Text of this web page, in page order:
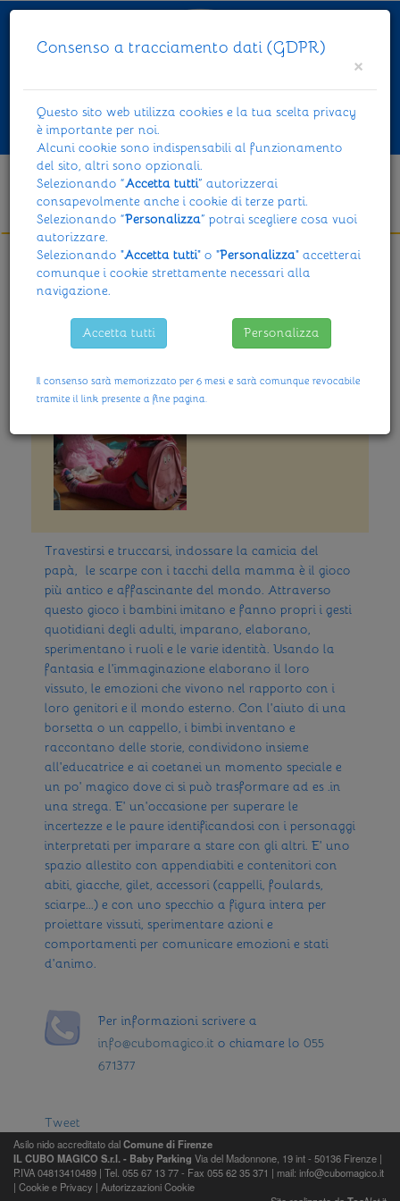
Attività
<< Torna alle attività
Travestimenti
Travestirsi e truccarsi, indossare la camicia del
papà, le scarpe con i tacchi della mamma è il gioco
più antico e affascinante del mondo. Attraverso
questo gioco i bambini imitano e fanno propri i gesti
quotidiani degli adulti, imparano, elaborano,
sperimentano i ruoli e le varie identità. Usando la
fantasia e l'immaginazione elaborano il loro
vissuto, le emozioni che vivono nel rapporto con i
loro genitori e il mondo esterno. Con l'aiuto di una
borsetta o un cappello, i bimbi inventano e
raccontano delle storie, condividono insieme
all'educatrice e ai coetanei un momento speciale e
un po' magico dove ci si può trasformare ad es .in
una strega. E' un'occasione per superare le
incertezze e le paure identificandosi con i personaggi
interpretati per imparare a stare con gli altri. E' uno
spazio allestito con appendiabiti e contenitori con
abiti, giacche, gilet, accessori (cappelli, foulards,
sciarpe...) e con uno specchio a figura intera per
proiettare vissuti, sperimentare azioni e
comportamenti per comunicare emozioni e stati
d'animo.
Per informazioni scrivere a
info@cubomagico.it o chiamare lo 055
671377
Tweet
Asilo nido accreditato dalComune di Firenze
IL CUBO MAGICO S.r.l. - Baby Parking Via del Madonnone, 19 int - 50136 Firenze |
P.IVA 04813410489 | Tel. 055 67 13 77 - Fax 055 62 35 371 | mail: info@cubomagico.it
| Cookie e Privacy | Autorizzazioni Cookie
Consenso a tracciamento dati (GDPR)
×
Questo sito web utilizza cookies e la tua scelta privacy
è importante per noi.
Alcuni cookie sono indispensabili al funzionamento
del sito, altri sono opzionali.
Selezionando “Accetta tutti” autorizzerai
consapevolmente anche i cookie di terze parti.
Selezionando “Personalizza” potrai scegliere cosa vuoi
autorizzare.
Selezionando "Accetta tutti" o "Personalizza" accetterai
comunque i cookie strettamente necessari alla
navigazione.
Accetta tutti Personalizza
Il consenso sarà memorizzato per 6 mesi e sarà comunque revocabile
tramite il link presente a fine pagina.